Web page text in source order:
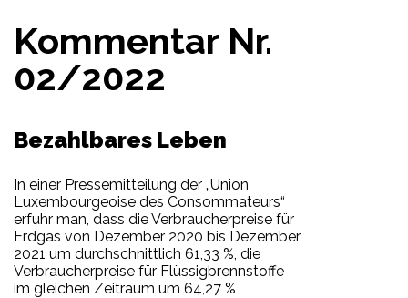
Kommentar Nr.
02/2022
Bezahlbares Leben
In einer Pressemitteilung der „Union
Luxembourgeoise des Consommateurs“
erfuhr man, dass die Verbraucherpreise für
Erdgas von Dezember 2020 bis Dezember
2021 um durchschnittlich 61,33 %, die
Verbraucherpreise für Flüssigbrennstoffe
im gleichen Zeitraum um 64,27 %